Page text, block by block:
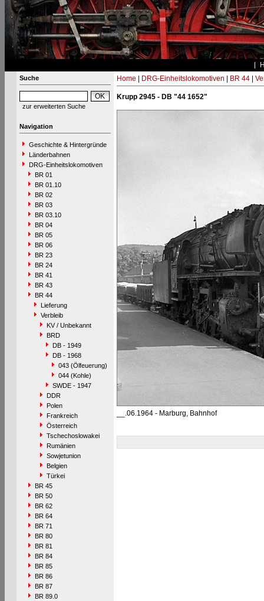
Suche
zur erweiterten Suche
Navigation
Geschichte & Hintergründe
Länderbahnen
DRG-Einheitslokomotiven
BR 01
BR 01.10
BR 02
BR 03
BR 03.10
BR 04
BR 05
BR 06
BR 23
BR 24
BR 41
BR 43
BR 44
Lieferung
Verbleib
KV / Unbekannt
BRD
DB - 1949
DB - 1968
043 (Ölfeuerung)
044 (Kohle)
SWDE - 1947
DDR
Polen
Frankreich
Österreich
Tschechoslowakei
Rumänien
Sowjetunion
Belgien
Türkei
BR 45
BR 50
BR 62
BR 64
BR 71
BR 80
BR 81
BR 84
BR 85
BR 86
BR 87
BR 89.0
Home DRG-Einheitslokomotiven BR 44|
Krupp 2945 - DB "44 1652"
__.06.1964 - Marburg, Bahnhof